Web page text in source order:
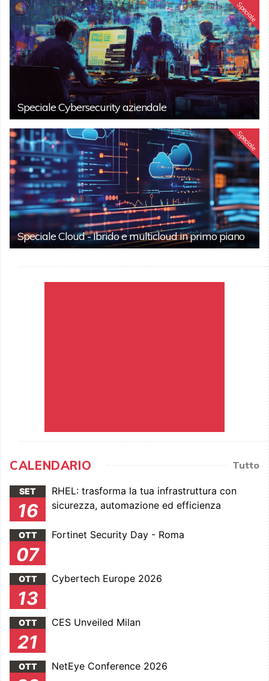
Speciale
Speciale Cybersecurity aziendale
Speciale
Speciale Cloud - Ibrido e multicloud in primo piano
CALENDARIO Tutto
SET
16
RHEL: trasforma la tua infrastruttura con
sicurezza, automazione ed efficienza
OTT
07
Fortinet Security Day - Roma
OTT
13
Cybertech Europe 2026
OTT
21
CES Unveiled Milan
OTT NetEye Conference 2026